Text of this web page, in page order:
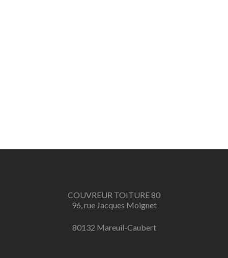
COUVREUR TOITURE 80
96, rue Jacques Moignet
80132 Mareuil-Caubert